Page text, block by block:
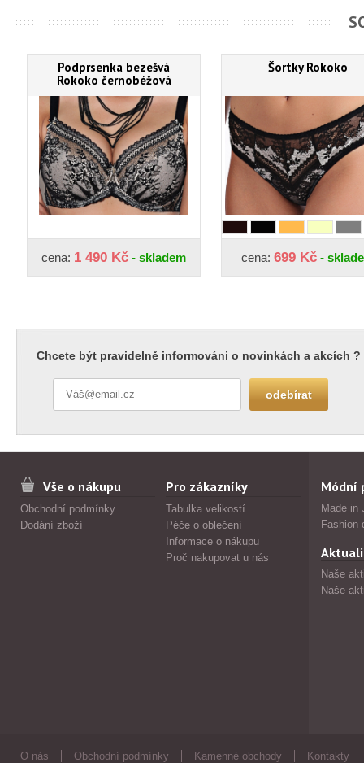
Podprsenka bezešvá
Rokoko černobéžová
cena: 1 490 Kč - skladem
Šortky Rokoko
cena: 699 Kč -
Chcete být pravidelně informováni o novinkách a akcích ?
Vše o nákupu
Obchodní podmínky
Dodání zboží
Pro zákazníky
Tabulka velikostí
Péče o oblečení
Informace o nákupu
Proč nakupovat u nás
Módní
Made in
Fashion
Naše
Naše
O nás Obchodní podmínky Kamenné obchody Kontakty